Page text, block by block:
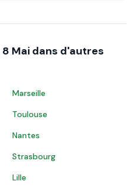
8 Mai dans d'autres
Marseille
Toulouse
Nantes
Strasbourg
Lille